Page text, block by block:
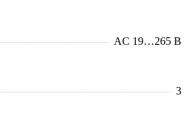
AC 19…265 В
3